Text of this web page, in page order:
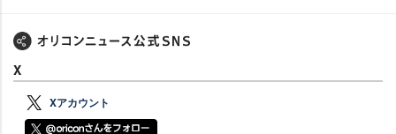
X
Xアカウント